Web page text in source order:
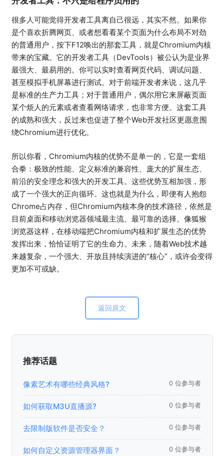
很多人可能觉得开发者工具离自己很远，其实不然。如果你
是个喜欢折腾网页、或者想看看某个页面为什么布局不对劲
的普通用户，按下F12唤出的那套工具，就是Chromium内核
带来的宝藏。它的开发者工具（DevTools）被公认为是业界
最强大、最易用的。你可以实时查看网页代码、调试问题、
甚至模拟手机屏幕进行测试。对于前端开发者来说，这几乎
是标准的生产力工具；对于普通用户，偶尔用它来屏蔽页面
某个烦人的元素或者查看网络请求，也非常方便。这套工具
的成熟和强大，反过来也促进了整个Web开发社区更愿意围
绕Chromium进行优化。
所以你看，Chromium内核的优势不是单一的，它是一套组
合拳：极致的性能、定义标准的兼容性、庞大的扩展生态、
前沿的安全理念和强大的开发工具。这些优势互相加强，形
成了一个强大的正向循环。这也就是为什么，即便有人抱怨
Chrome占内存，但Chromium内核本身的技术路径，依然是
目前桌面和移动浏览器领域最主流、最可靠的选择。像狐猴
浏览器这样，在移动端把Chromium内核和扩展生态的优势
发挥出来，恰恰证明了它的生命力。未来，随着Web技术越
来越复杂，一个强大、开放且持续演进的“核心”，或许会变得
更加不可或缺。
返回原文
推荐话题
像素艺术有哪些经典风格? 0 位参与者
如何获取M3U直播源? 0 位参与者
去限制版软件是否安全？ 0 位参与者
如何自定义资源管理器界面？ 0 位参与者